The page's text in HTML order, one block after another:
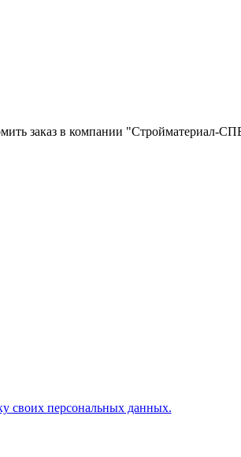
заказ в компании "Стройматериал-
своих персональных данных.